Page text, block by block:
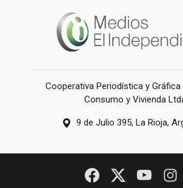
Cooperativa Periodística y Gráfica
Consumo y Vivienda
9 de Julio 395, La Rioja,